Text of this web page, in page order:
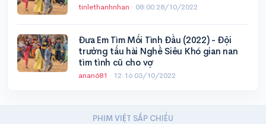
tinlethanhnhan · 08:00 28/10/2022
Đưa Em Tìm Mối Tình Đầu (2022) - Đội
trưởng tấu hài Nghề Siêu Khó gian nan
tìm tình cũ cho vợ
anan681 · 12:16 03/10/2022
PHIM VIỆT SẮP CHIẾU